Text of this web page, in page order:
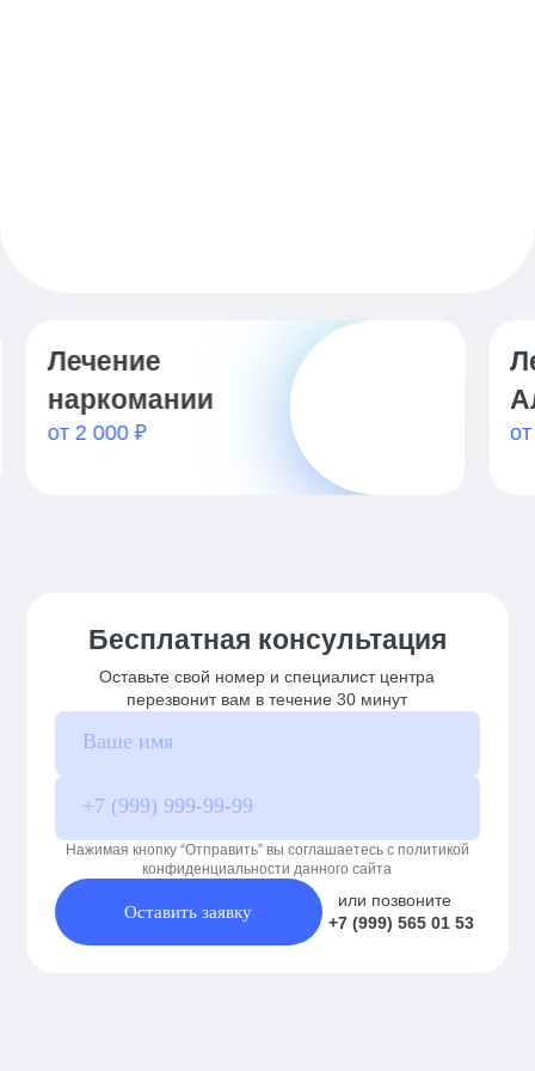
Лечение
Алкоголизма
от 2 000 ₽
Бесплатная консультация
Оставьте свой номер и специалист центра
перезвонит вам в течение 30 минут
Нажимая кнопку “Отправить” вы соглашаетесь с политикой
конфиденциальности данного сайта
Оставить заявку
или позвоните
+7 (999) 565 01 53